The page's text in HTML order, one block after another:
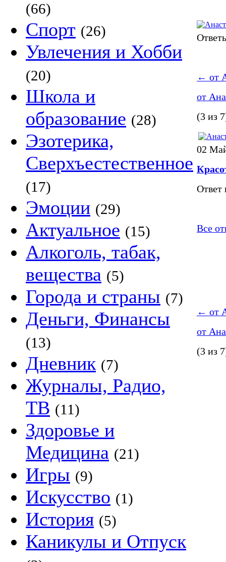
(66)
Спорт (26)
Увлечения и Хобби
(20)
Школа и
образование (28)
Эзотерика,
Сверхъестественное
(17)
Эмоции (29)
Актуальное (15)
Алкоголь, табак,
вещества (5)
Города и страны (7)
Деньги, Финансы
(13)
Дневник (7)
Журналы, Радио,
ТВ (11)
Здоровье и
Медицина (21)
Игры (9)
Искусство (1)
История (5)
Каникулы и Отпуск
← от
от
(3 из
02
Ответ
Все
← от
от
(3 из